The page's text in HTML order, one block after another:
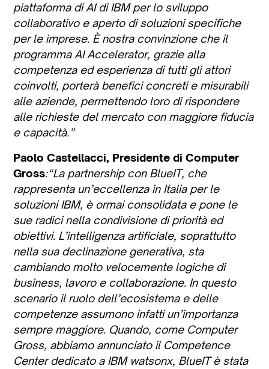
piattaforma di AI di IBM per lo sviluppo
collaborativo e aperto di soluzioni specifiche
per le imprese. È nostra convinzione che il
programma AI Accelerator, grazie alla
competenza ed esperienza di tutti gli attori
coinvolti, porterà benefici concreti e misurabili
alle aziende, permettendo loro di rispondere
alle richieste del mercato con maggiore fiducia
e capacità.”
Paolo Castellacci, Presidente di Computer
Gross:“La partnership con BlueIT, che
rappresenta un’eccellenza in Italia per le
soluzioni IBM, è ormai consolidata e pone le
sue radici nella condivisione di priorità ed
obiettivi. L’intelligenza artificiale, soprattutto
nella sua declinazione generativa, sta
cambiando molto velocemente logiche di
business, lavoro e collaborazione. In questo
scenario il ruolo dell’ecosistema e delle
competenze assumono infatti un’importanza
sempre maggiore. Quando, come Computer
Gross, abbiamo annunciato il Competence
Center dedicato a IBM watsonx, BlueIT è stata